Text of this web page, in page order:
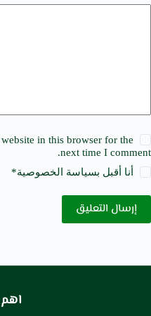
in this browser for the
next time I comment.
أنا أقبل بسياسة الخصوصية*
إرسال التعليق
اهم